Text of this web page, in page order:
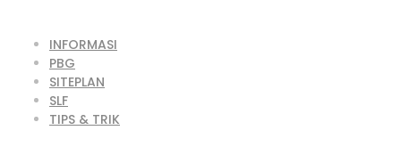
INFORMASI
PBG
SITEPLAN
SLF
TIPS & TRIK